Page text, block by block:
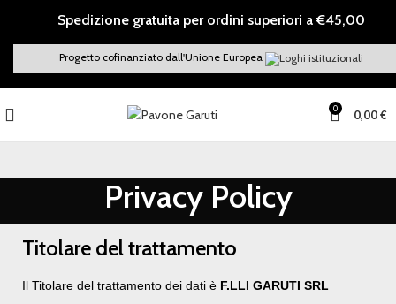
Spedizione gratuita per ordini superiori a €45,00
Progetto cofinanziato dall'Unione Europea
0 0,00€
Privacy Policy
Titolare del trattamento
Il Titolare del trattamento dei dati è F.LLI GARUTI SRL